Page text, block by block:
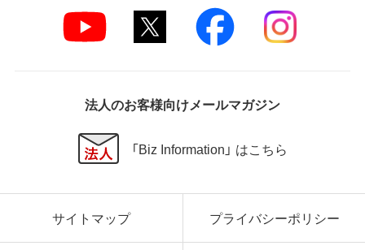
法人のお客様向けメールマガジン
「Biz Information」 はこちら
サイトマップ プライバシーポリシー